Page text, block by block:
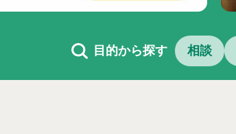
目的から探す 相談